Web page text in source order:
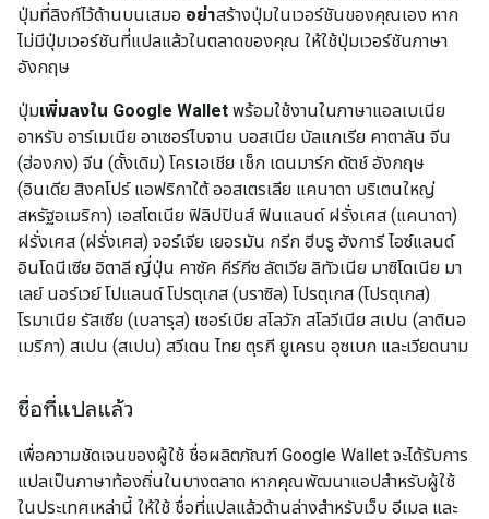
ปุ่มที่ลิงก์ไว้ด้านบนเสมอ อย่าสร้างปุ่มในเวอร์ชันของคุณเอง หาก
ไม่มีปุ่มเวอร์ชันที่แปลแล้วในตลาดของคุณ ให้ใช้ปุ่มเวอร์ชันภาษา
อังกฤษ
ปุ่มเพิ่มลงใน Google Wallet พร้อมใช้งานในภาษาแอลเบเนีย
อาหรับ อาร์เมเนีย อาเซอร์ไบจาน บอสเนีย บัลแกเรีย คาตาลัน จีน
(ฮ่องกง) จีน (ดั้งเดิม) โครเอเชีย เช็ก เดนมาร์ก ดัตช์ อังกฤษ
(อินเดีย สิงคโปร์ แอฟริกาใต้ ออสเตรเลีย แคนาดา บริเตนใหญ่
สหรัฐอเมริกา) เอสโตเนีย ฟิลิปปินส์ ฟินแลนด์ ฝรั่งเศส (แคนาดา)
ฝรั่งเศส (ฝรั่งเศส) จอร์เจีย เยอรมัน กรีก ฮีบรู ฮังการี ไอซ์แลนด์
อินโดนีเซีย อิตาลี ญี่ปุ่น คาซัค คีร์กีซ ลัตเวีย ลิทัวเนีย มาซิโดเนีย มา
เลย์ นอร์เวย์ โปแลนด์ โปรตุเกส (บราซิล) โปรตุเกส (โปรตุเกส)
โรมาเนีย รัสเซีย (เบลารุส) เซอร์เบีย สโลวัก สโลวีเนีย สเปน (ลาตินอ
เมริกา) สเปน (สเปน) สวีเดน ไทย ตุรกี ยูเครน อุซเบก และเวียดนาม
ชื่อที่แปลแล้ว
เพื่อความชัดเจนของผู้ใช้ ชื่อผลิตภัณฑ์ Google Wallet จะได้รับการ
แปลเป็นภาษาท้องถิ่นในบางตลาด หากคุณพัฒนาแอปสำหรับผู้ใช้
ในประเทศเหล่านี้ ให้ใช้ ชื่อที่แปลแล้วด้านล่างสำหรับเว็บ อีเมล และ